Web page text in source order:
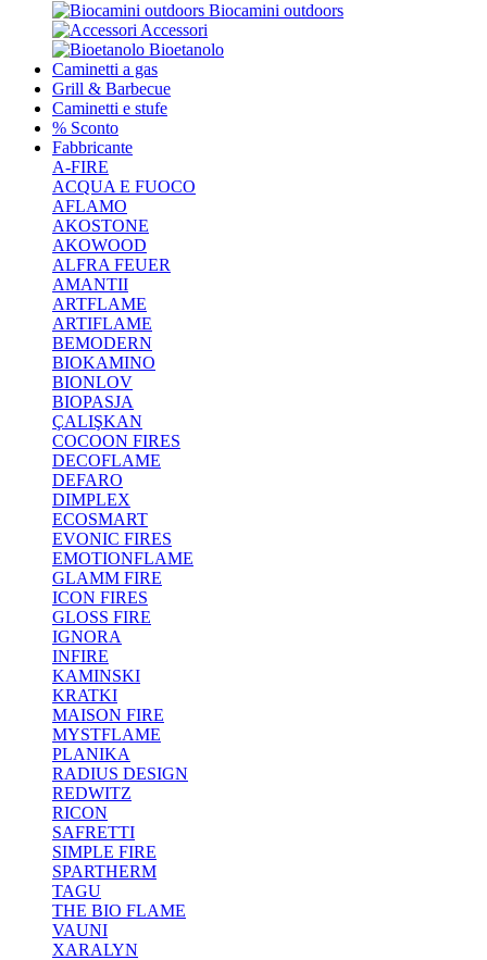
Biocamini outdoors
Accessori
Bioetanolo
Caminetti a gas
Grill & Barbecue
Caminetti e stufe
% Sconto
Fabbricante
A-FIRE
ACQUA E FUOCO
AFLAMO
AKOSTONE
AKOWOOD
ALFRA FEUER
AMANTII
ARTFLAME
ARTIFLAME
BEMODERN
BIOKAMINO
BIONLOV
BIOPASJA
ÇALIŞKAN
COCOON FIRES
DECOFLAME
DEFARO
DIMPLEX
ECOSMART
EVONIC FIRES
EMOTIONFLAME
GLAMM FIRE
ICON FIRES
GLOSS FIRE
IGNORA
INFIRE
KAMINSKI
KRATKI
MAISON FIRE
MYSTFLAME
PLANIKA
RADIUS DESIGN
REDWITZ
RICON
SAFRETTI
SIMPLE FIRE
SPARTHERM
TAGU
THE BIO FLAME
VAUNI
XARALYN